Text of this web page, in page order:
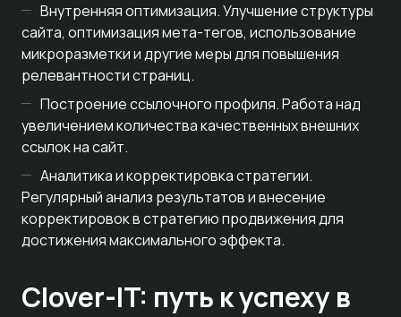
Внутренняя оптимизация. Улучшение структуры
сайта, оптимизация мета-тегов, использование
микроразметки и другие меры для повышения
релевантности страниц.
Построение ссылочного профиля. Работа над
увеличением количества качественных внешних
ссылок на сайт.
Аналитика и корректировка стратегии.
Регулярный анализ результатов и внесение
корректировок в стратегию продвижения для
достижения максимального эффекта.
Clover-IT: путь к успеху в